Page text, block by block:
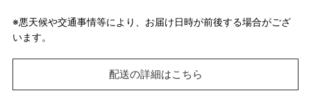
※悪天候や交通事情等により、お届け日時が前後する場合がござ
います。
配送の詳細はこちら